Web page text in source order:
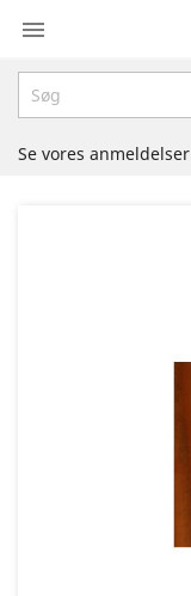

Se vores anmeldelser